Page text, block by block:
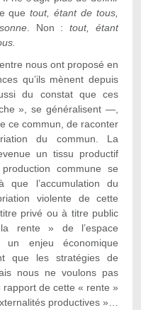
quetout, étant de tous,
. Non :tout, étant
nous ont proposé en
qu’ils mènent depuis
du constat que ces
», se généralisent —,
ce commun, de raconter
du commun. La
un tissu productif
commune se
que l’accumulation du
violente de cette
privé ou à titre public
rente » de l’espace
un enjeu économique
que les stratégies de
nous ne voulons pas
de cette « rente »
productives »…